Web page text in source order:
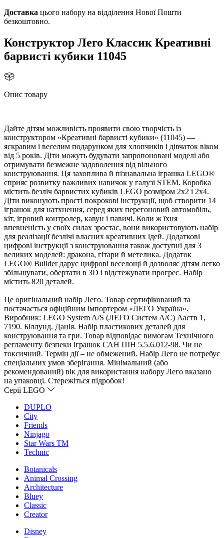
Доставка цього набору на відділення Нової Пошти
езкоштовно.
Конструктор Лего Классик Креативні
арвисті кубики 11045
Опис товару
Дайте дітям можливість проявити свою творчість із
конструктором «Креативні барвисті кубики» (11045) —
яскравим і веселим подарунком для хлопчиків і дівчаток віком
ід 5 років. Діти можуть будувати запропоновані моделі або
отримувати безмежне задоволення від вільного
конструювання. Ця захоплива й пізнавальна іграшка LEGO®
сприяє розвитку важливих навичок у галузі STEM. Коробка
містить безліч барвистих кубиків LEGO розміром 2x2 і 2x4.
Діти виконують прості покрокові інструкції, щоб створити 14
іграшок для натхнення, серед яких перегоновий автомобіль,
кіт, ігровий контролер, кавун і павичі. Коли ж їхня
певненість у своїх силах зростає, вони використовують набір
для реалізації безлічі власних креативних ідей. Додаткові
цифрові інструкції з конструювання також доступні для 3
еликих моделей: дракона, гітари й метелика. Додаток
LEGO® Builder дарує цифрові веселощі й дозволяє дітям легко
збільшувати, обертати в 3D і відстежувати прогрес. Набір
містить 820 деталей.
Це оригінальний набір Лего. Товар сертифікований та
постачається офіційним імпортером «ЛЕГО Україна».
иробник: LEGO System A/S (ЛЕГО Систем А/С) Ааств 1,
7190. Біллунд. Данія. Набір пластикових деталей для
конструювання та гри. Товар відповідає вимогам Технічного
регламенту безпеки іграшок САН ПІН 5.5.6.012-98. Чи не
токсичний. Термін дії – не обмежений. Набір Лего не потребує
спеціальних умов зберігання. Мінімальний (або
рекомендований) вік для використання набору Лего вказано
на упаковці. Стережіться підробок!
Серії LEGO
DUPLO
City
Friends
Ninjago
Star Wars TM
Technic
Botanicals
Animal Crossing
Architecture
Bluey
Classic
Creator
Disney